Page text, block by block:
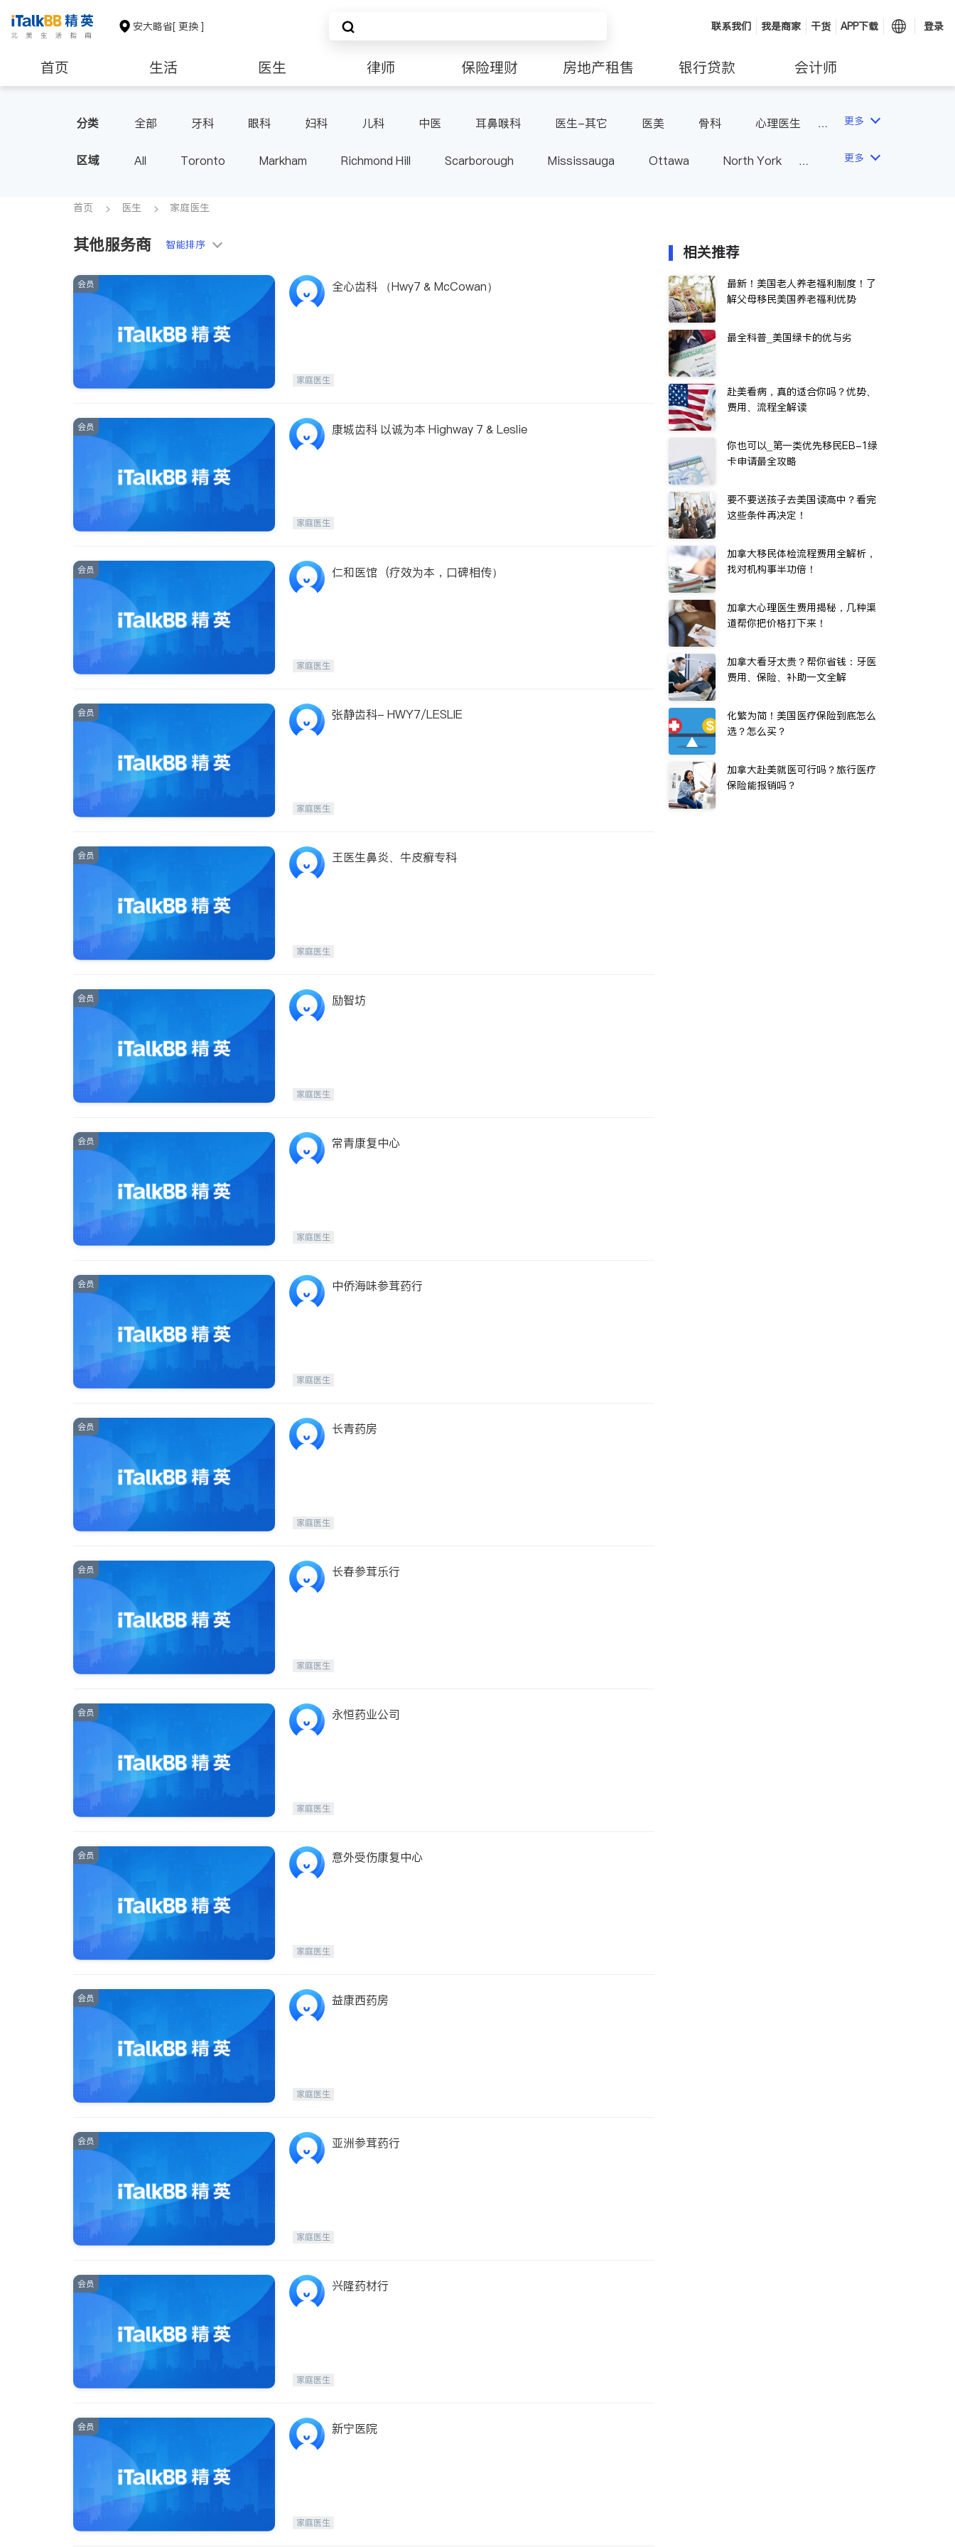
安大略省[ 更换 ] 联系我们 我是商家 干货 APP下载 登录
首页 生活 医生 律师 保险理财 房地产租售 银行贷款 会计师
分类 全部 牙科 眼科 妇科 儿科 中医 耳鼻喉科 医生-其它 医美 骨科
心理医生
更多
区域 All Toronto Markham Richmond Hill Scarborough Mississauga Ottawa
North York
Aurora
Stouffville
更多
首页 医生 家庭医生
其他服务商 智能排序
会员 全心齿科 （Hwy7 & McCowan）
家庭医生
会员 康城齿科 以诚为本 Highway 7 & Leslie
家庭医生
会员 仁和医馆 (疗效为本，口碑相传）
家庭医生
会员 张静齿科- HWY7/LESLIE
家庭医生
会员 王医生鼻炎、牛皮癣专科
家庭医生
会员 励智坊
家庭医生
会员 常青康复中心
家庭医生
会员 中侨海味参茸药行
家庭医生
会员 长青药房
家庭医生
会员 长春参茸乐行
家庭医生
会员 永恒药业公司
家庭医生
会员 意外受伤康复中心
家庭医生
会员 益康西药房
家庭医生
会员 亚洲参茸药行
家庭医生
会员 兴隆药材行
家庭医生
会员 新宁医院
家庭医生
相关推荐
最新！美国老人养老福利制度！了
解父母移民美国养老福利优势
最全科普_美国绿卡的优与劣
赴美看病，真的适合你吗？优势、
费用、流程全解读
你也可以_第一类优先移民EB-1绿
卡申请最全攻略
要不要送孩子去美国读高中？看完
这些条件再决定！
加拿大移民体检流程费用全解析，
找对机构事半功倍！
加拿大心理医生费用揭秘，几种渠
道帮你把价格打下来！
加拿大看牙太贵？帮你省钱：牙医
费用、保险、补助一文全解
化繁为简！美国医疗保险到底怎么
选？怎么买？
加拿大赴美就医可行吗？旅行医疗
保险能报销吗？